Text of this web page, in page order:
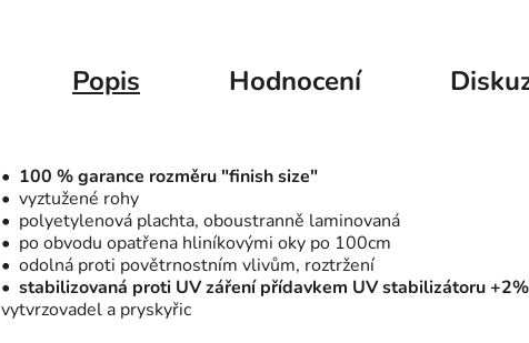
Popis Hodnocení
• 100 % garance rozměru "finish size"
• vyztužené rohy
• polyetylenová plachta, oboustranně laminovaná
• po obvodu opatřena hliníkovými oky po 100cm
• odolná proti povětrnostním vlivům, roztržení
• stabilizovaná proti UV záření přídavkem UV stabilizátoru +2%
vytvrzovadel a pryskyřic